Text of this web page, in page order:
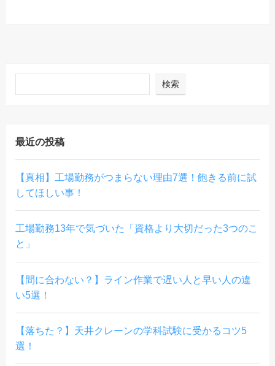
検索
最近の投稿
【真相】工場勤務がつまらない理由7選！飽きる前に試
してほしい事！
工場勤務13年で気づいた「資格より大切だった3つのこ
と」
【間に合わない？】ライン作業で遅い人と早い人の違
い5選！
【落ちた？】天井クレーンの学科試験に受かるコツ5
選！